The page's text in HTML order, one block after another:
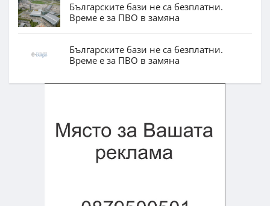
Българските бази не са безплатни.
Време е за ПВО в замяна
Българските бази не са безплатни.
Време е за ПВО в замяна